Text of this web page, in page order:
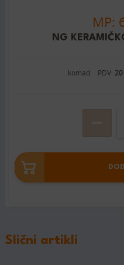
MP:
NG
komad PDV: 20
Slični artikli